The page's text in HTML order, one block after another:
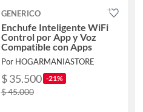
GENERICO
Enchufe Inteligente WiFi
Control por App y Voz
Compatible con Apps
Por HOGARMANIASTORE
$ 35.500 -21%
$ 45.000